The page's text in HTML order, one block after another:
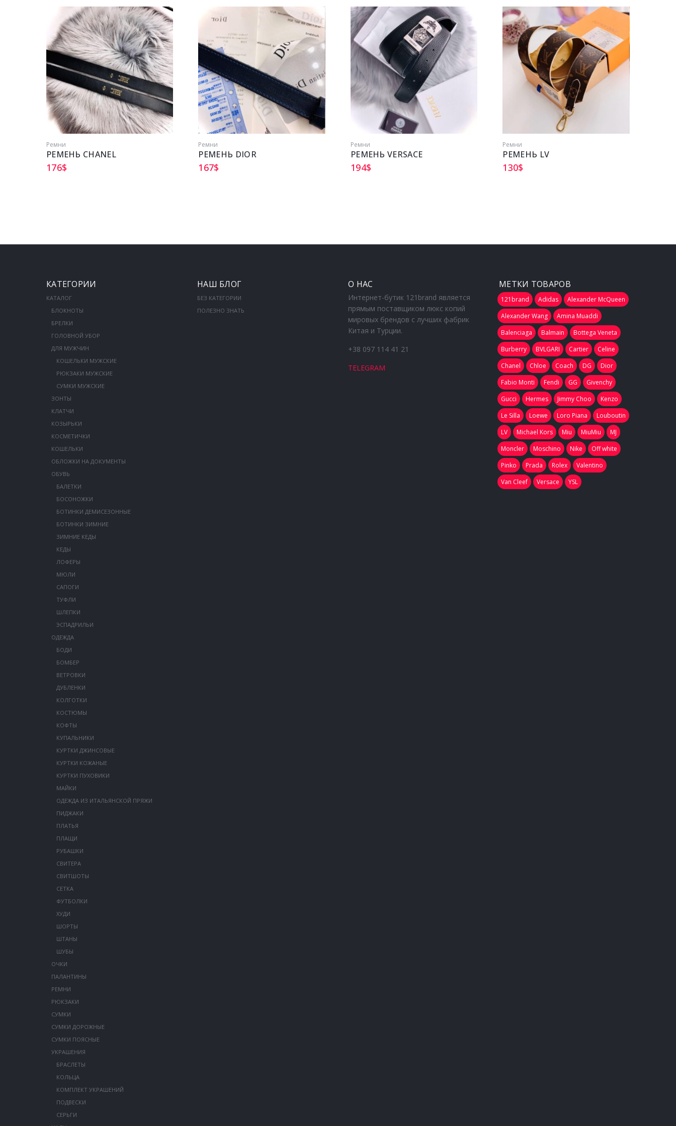
Ремни
РЕМЕНЬ CHANEL
176$
Ремни
РЕМЕНЬ DIOR
167$
Ремни
РЕМЕНЬ VERSACE
194$
Ремни
РЕМЕНЬ LV
130$
КАТЕГОРИИ
КАТАЛОГ
БЛОКНОТЫ
БРЕЛКИ
ГОЛОВНОЙ УБОР
ДЛЯ МУЖЧИН
КОШЕЛЬКИ МУЖСКИЕ
РЮКЗАКИ МУЖСКИЕ
СУМКИ МУЖСКИЕ
ЗОНТЫ
КЛАТЧИ
КОЗЫРЬКИ
КОСМЕТИЧКИ
КОШЕЛЬКИ
ОБЛОЖКИ НА ДОКУМЕНТЫ
ОБУВЬ
БАЛЕТКИ
БОСОНОЖКИ
БОТИНКИ ДЕМИСЕЗОННЫЕ
БОТИНКИ ЗИМНИЕ
ЗИМНИЕ КЕДЫ
КЕДЫ
ЛОФЕРЫ
МЮЛИ
САПОГИ
ТУФЛИ
ШЛЕПКИ
ЭСПАДРИЛЬИ
ОДЕЖДА
БОДИ
БОМБЕР
ВЕТРОВКИ
ДУБЛЕНКИ
КОЛГОТКИ
КОСТЮМЫ
КОФТЫ
КУПАЛЬНИКИ
КУРТКИ ДЖИНСОВЫЕ
КУРТКИ КОЖАНЫЕ
КУРТКИ ПУХОВИКИ
МАЙКИ
ОДЕЖДА ИЗ ИТАЛЬЯНСКОЙ ПРЯЖИ
ПИДЖАКИ
ПЛАТЬЯ
ПЛАЩИ
РУБАШКИ
СВИТЕРА
СВИТШОТЫ
СЕТКА
ФУТБОЛКИ
ХУДИ
ШОРТЫ
ШТАНЫ
ШУБЫ
ОЧКИ
ПАЛАНТИНЫ
РЕМНИ
РЮКЗАКИ
СУМКИ
СУМКИ ДОРОЖНЫЕ
СУМКИ ПОЯСНЫЕ
УКРАШЕНИЯ
БРАСЛЕТЫ
КОЛЬЦА
КОМПЛЕКТ УКРАШЕНИЙ
ПОДВЕСКИ
СЕРЬГИ
НАШ БЛОГ
БЕЗ КАТЕГОРИИ
ПОЛЕЗНО ЗНАТЬ
О НАС
Интернет-бутик 121brand является
прямым поставщиком люкс копий
мировых брендов с лучших фабрик
Китая и Турции.
+38 097 114 41 21
TELEGRAM
МЕТКИ ТОВАРОВ
121brand Adidas
Alexander McQueen
Alexander Wang
Amina Muaddi
Balenciaga
Balmain
Bottega Veneta
Burberry
BVLGARI Cartier
Celine
Chanel
Chloe Coach DG
Dior
Fabio Monti
Fendi GG
Givenchy
Gucci
Hermes Jimmy Choo
Kenzo
Le Silla
Loewe Loro Piana
Louboutin
LV
Michael Kors Miu MiuMiu
MJ
Moncler
Moschino Nike
Off white
Pinko
Prada Rolex
Valentino
Van Cleef
Versace YSL